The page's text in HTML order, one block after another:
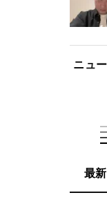
ニュ
最新